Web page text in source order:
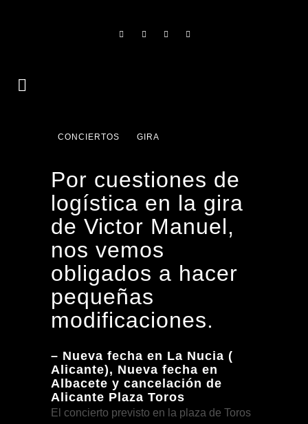
CONCIERTOS GIRA
Por cuestiones de
logística en la gira
de Victor Manuel,
nos vemos
obligados a hacer
pequeñas
modificaciones.
– Nueva fecha en La Nucia (
Alicante), Nueva fecha en
Albacete y cancelación de
Alicante Plaza Toros
El concierto previsto en la plaza de Toros